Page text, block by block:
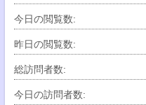
今日の閲覧数:
昨日の閲覧数:
総訪問者数:
今日の訪問者数: